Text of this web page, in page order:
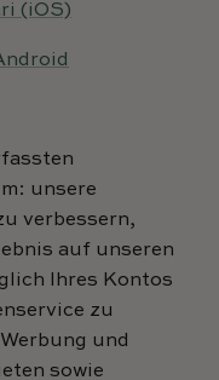
(iOS)
unsere
verbessern,
auf unseren
Ihres Kontos
zu
und
sowie